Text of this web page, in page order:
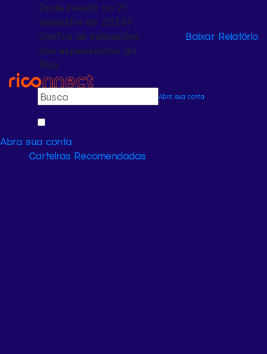
Onde investir no 2º
semestre de 2026?
Confira as indicações
dos especialistas da
Rico
Baixar Relatório
Abra sua conta
Abra sua conta
Carteiras Recomendadas